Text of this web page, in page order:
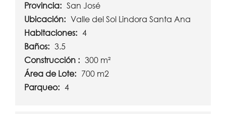
Provincia: San José
Ubicación: Valle del Sol Lindora Santa Ana
Habitaciones: 4
Baños: 3.5
Construcción : 300 m²
Área de Lote: 700 m2
Parqueo: 4